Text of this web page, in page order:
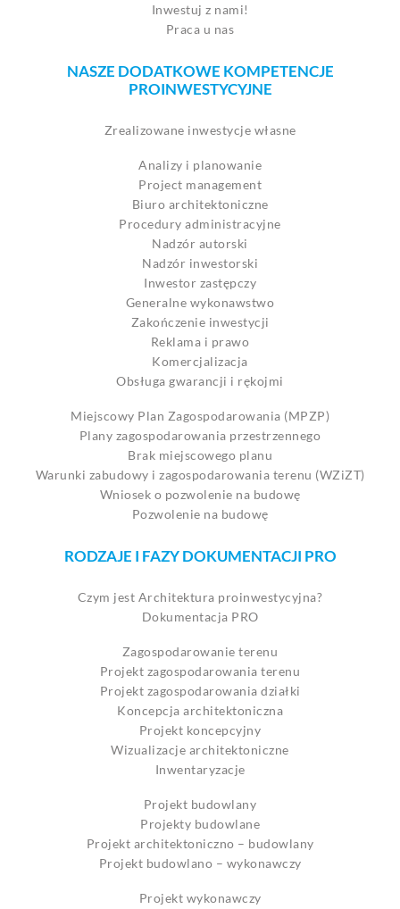
Inwestuj z nami!
Praca u nas
NASZE DODATKOWE KOMPETENCJE
PROINWESTYCYJNE
Zrealizowane inwestycje własne
Analizy i planowanie
Project management
Biuro architektoniczne
Procedury administracyjne
Nadzór autorski
Nadzór inwestorski
Inwestor zastępczy
Generalne wykonawstwo
Zakończenie inwestycji
Reklama i prawo
Komercjalizacja
Obsługa gwarancji i rękojmi
Miejscowy Plan Zagospodarowania (MPZP)
Plany zagospodarowania przestrzennego
Brak miejscowego planu
Warunki zabudowy i zagospodarowania terenu (WZiZT)
Wniosek o pozwolenie na budowę
Pozwolenie na budowę
RODZAJE I FAZY DOKUMENTACJI PRO
Czym jest Architektura proinwestycyjna?
Dokumentacja PRO
Zagospodarowanie terenu
Projekt zagospodarowania terenu
Projekt zagospodarowania działki
Koncepcja architektoniczna
Projekt koncepcyjny
Wizualizacje architektoniczne
Inwentaryzacje
Projekt budowlany
Projekty budowlane
Projekt architektoniczno – budowlany
Projekt budowlano – wykonawczy
Projekt wykonawczy